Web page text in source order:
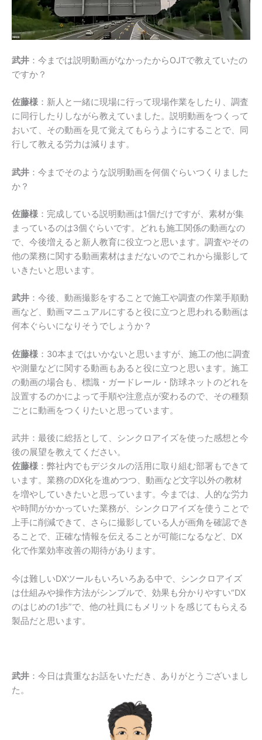
武井 ：今までは説明動画がなかったからOJTで教えていたの
ですか？
佐藤様 ：新人と一緒に現場に行って現場作業をしたり、調査
に同行したりしながら教えていました。説明動画をつくって
おいて、その動画を見て覚えてもらうようにすることで、同
行して教える労力は減ります。
武井 ：今までそのような説明動画を何個ぐらいつくりました
か？
佐藤様 ：完成している説明動画は1個だけですが、素材が集
まっているのは3個ぐらいです。どれも施工関係の動画なの
で、今後増えると新人教育に役立つと思います。調査やその
他の業務に関する動画素材はまだないのでこれから撮影して
いきたいと思います。
武井 ：今後、動画撮影をすることで施工や調査の作業手順動
画など、動画マニュアルにすると役に立つと思われる動画は
何本ぐらいになりそうでしょうか？
佐藤様 ：30本まではいかないと思いますが、施工の他に調査
や測量などに関する動画もあると役に立つと思います。施工
の動画の場合も、標識・ガードレール・防球ネットのどれを
設置するのかによって手順や注意点が変わるので、その種類
ごとに動画をつくりたいと思っています。
武井：最後に総括として、シンクロアイズを使った感想と今
後の展望を教えてください。
佐藤様 ：弊社内でもデジタルの活用に取り組む部署もできて
います。業務のDX化を進めつつ、動画など文字以外の教材
を増やしていきたいと思っています。今までは、人的な労力
や時間がかかっていた業務が、シンクロアイズを使うことで
上手に削減できて、さらに撮影している人が画角を確認でき
ることで、正確な情報を伝えることが可能になるなど、DX
化で作業効率改善の期待があります。
今は難しいDXツールもいろいろある中で、シンクロアイズ
は仕組みや操作方法がシンプルで、効果も分かりやすい“DX
のはじめの1歩”で、他の社員にもメリットを感じてもらえる
製品だと思います。
武井 ：今日は貴重なお話をいただき、ありがとうございまし
た。